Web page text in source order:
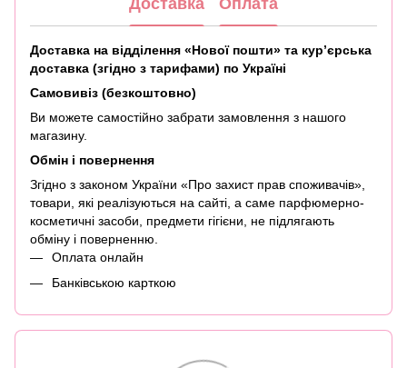
Доставка Оплата
Доставка на відділення «Нової пошти» та кур’єрська
доставка (згідно з тарифами) по Україні
Самовивіз (безкоштовно)
Ви можете самостійно забрати замовлення з нашого
магазину.
Обмін і повернення
Згідно з законом України «Про захист прав споживачів»,
товари, які реалізуються на сайті, а саме парфюмерно-
косметичні засоби, предмети гігієни, не підлягають
обміну і поверненню.
Оплата онлайн
Банківською карткою